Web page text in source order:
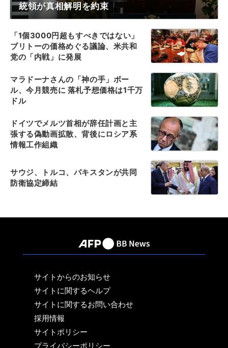
統領が真相解明を約束
「1個3000円超もすべきではない」
ブリトーの価格めぐる議論、米共和
党の「内戦」に発展
マラドーナさんの「神の手」ボー
ル、今月競売に 落札予想価格は1千万
ドル
ドイツでメルツ首相が辞任計画と主
張する偽動画拡散、背後にロシア系
情報工作組織
サウジ、トルコ、パキスタンが共同
防衛協定締結
サイトからのお知らせ
サイトに関するヘルプ
サイトに関するお問い合わせ
採用情報
サイトポリシー
プライバシーポリシー